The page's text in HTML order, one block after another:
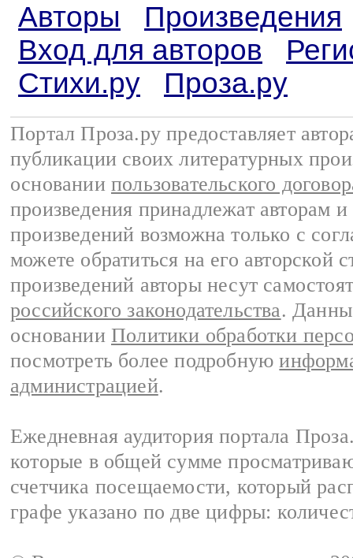
Авторы
Произведения
Вход для авторов
Стихи.ру
Проза.ру
Портал Проза.ру предоставляет
публикации своих литературных
основании пользовательского
произведения принадлежат авторам
произведений возможна только с
можете обратиться на его авторской
произведений авторы несут
российского законодательства.
основании Политики обработки
посмотреть более подробную
администрацией.
Ежедневная аудитория портала
которые в общей сумме
счетчика посещаемости, который
графе указано по две цифры: